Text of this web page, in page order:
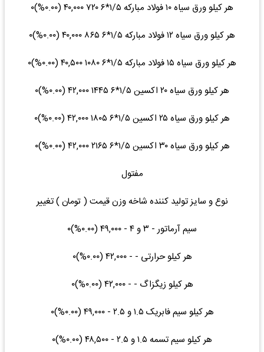
هر کیلو ورق سیاه ۱۰ فولاد مبارکه ۱/۵*۶ ۷۲۰ ۴۰,۰۰۰ (۰.۰۰%)۰
هر کیلو ورق سیاه ۱۲ فولاد مبارکه ۱/۵*۶ ۸۶۵ ۴۰,۰۰۰ (۰.۰۰%)۰
هر کیلو ورق سیاه ۱۵ فولاد مبارکه ۱/۵*۶ ۱۰۸۰ ۴۰,۵۰۰ (۰.۰۰%)۰
هر کیلو ورق سیاه ۲۰ اکسین ۱/۵*۶ ۱۴۴۵ ۴۲,۰۰۰ (۰.۰۰%)۰
هر کیلو ورق سیاه ۲۵ اکسین ۱/۵*۶ ۱۸۰۵ ۴۲,۰۰۰ (۰.۰۰%)۰
هر کیلو ورق سیاه ۳۰ اکسین ۱/۵*۶ ۲۱۶۵ ۴۲,۰۰۰ (۰.۰۰%)۰
مفتول
نوع و سایز تولید کننده شاخه وزن قیمت ( تومان ) تغییر
سیم آرماتور - ۳ و ۴ - ۴۹,۰۰۰ (۰.۰۰%)۰
هر کیلو حرارتی - - ۴۲,۰۰۰ (۰.۰۰%)۰
هر کیلو زیگزاگ - - ۴۲,۰۰۰ (۰.۰۰%)۰
هر کیلو سیم فابریک ۱.۵ و ۲.۵ - ۴۹,۰۰۰ (۰.۰۰%)۰
هر کیلو سیم تسمه ۱.۵ و ۲.۵ - ۴۸,۵۰۰ (۰.۰۰%)۰